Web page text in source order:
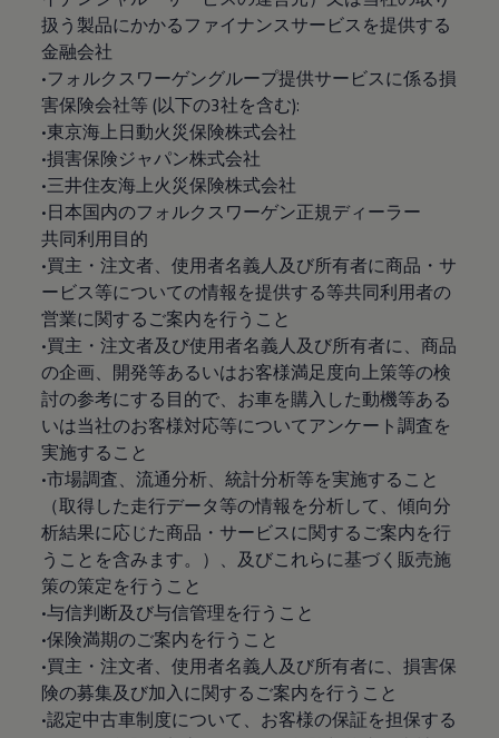
扱う製品にかかるファイナンスサービスを提供する
金融会社
•フォルクスワーゲングループ提供サービスに係る損
害保険会社等 (以下の3社を含む):
•東京海上日動火災保険株式会社
•損害保険ジャパン株式会社
•三井住友海上火災保険株式会社
•日本国内のフォルクスワーゲン正規ディーラー
共同利用目的
•買主・注文者、使用者名義人及び所有者に商品・サ
ービス等についての情報を提供する等共同利用者の
営業に関するご案内を行うこと
•買主・注文者及び使用者名義人及び所有者に、商品
の企画、開発等あるいはお客様満足度向上策等の検
討の参考にする目的で、お車を購入した動機等ある
いは当社のお客様対応等についてアンケート調査を
実施すること
•市場調査、流通分析、統計分析等を実施すること
（取得した走行データ等の情報を分析して、傾向分
析結果に応じた商品・サービスに関するご案内を行
うことを含みます。）、及びこれらに基づく販売施
策の策定を行うこと
•与信判断及び与信管理を行うこと
•保険満期のご案内を行うこと
•買主・注文者、使用者名義人及び所有者に、損害保
険の募集及び加入に関するご案内を行うこと
•認定中古車制度について、お客様の保証を担保する